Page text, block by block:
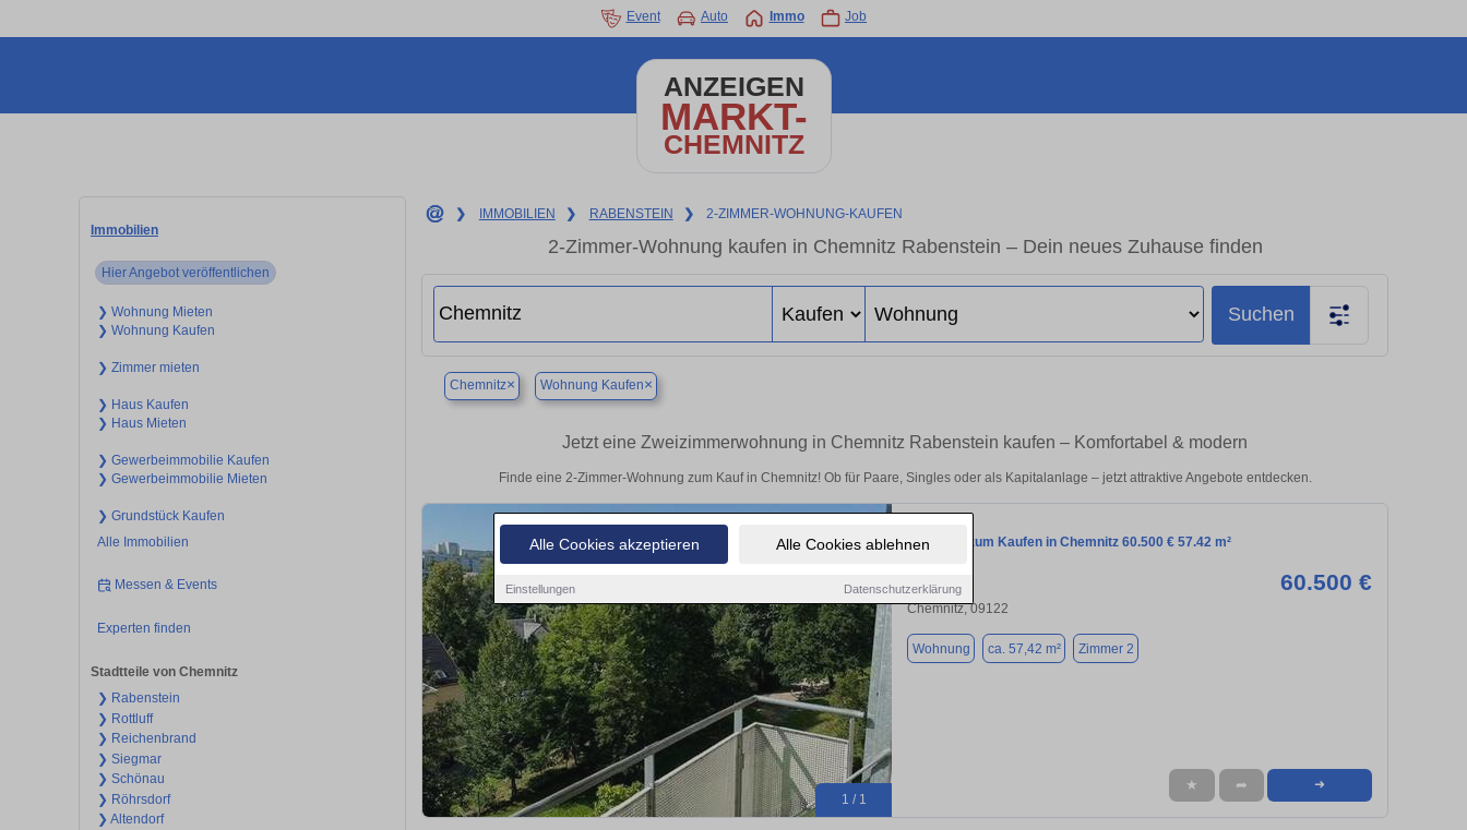
Alle Cookies akzeptieren Alle Cookies ablehnen
Einstellungen Datenschutzerklärung
Event Auto Immo Job
ANZEIGEN
MARKT-
CHEMNITZ
Immobilien
Hier Angebot veröffentlichen
❯ Wohnung Mieten
❯ Wohnung Kaufen
❯ Zimmer mieten
❯ Haus Kaufen
❯ Haus Mieten
❯ Gewerbeimmobilie Kaufen
❯ Gewerbeimmobilie Mieten
❯ Grundstück Kaufen
Alle Immobilien
Messen & Events
Experten finden
Stadtteile von Chemnitz
❯ Rabenstein
❯ Rottluff
❯ Reichenbrand
❯ Siegmar
❯ Schönau
❯ Röhrsdorf
❯ Altendorf
❯ IMMOBILIEN ❯ RABENSTEIN ❯ 2-ZIMMER-WOHNUNG-KAUFEN
2-Zimmer-Wohnung kaufen in Chemnitz Rabenstein – Dein neues Zuhause finden
Suchen
Chemnitz× Wohnung Kaufen×
Jetzt eine Zweizimmerwohnung in Chemnitz Rabenstein kaufen – Komfortabel & modern
Finde eine 2-Zimmer-Wohnung zum Kauf in Chemnitz! Ob für Paare, Singles oder als Kapitalanlage – jetzt attraktive Angebote entdecken.
1 / 1
Wohnung zum Kaufen in Chemnitz 60.500 € 57.42 m²
60.500 €
Chemnitz, 09122
Wohnung ca. 57,42 m² Zimmer 2
★ ➦ ➜